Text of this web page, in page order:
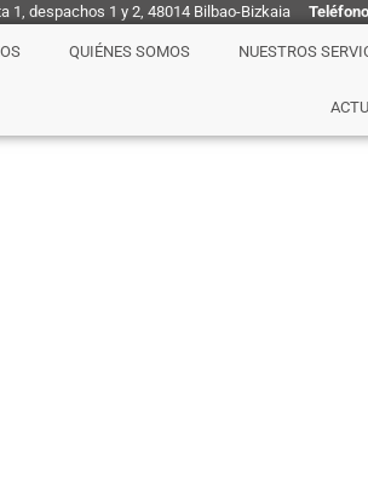
1, despachos 1 y 2, 48014 Bilbao-Bizkaia Teléfono
QUIÉNES SOMOS NUESTROS